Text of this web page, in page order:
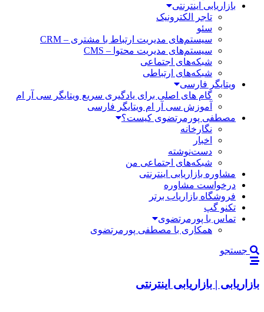
بازاریابی اینترنتی
تاجر الکترونیک
سئو
سیستم‌های مدیریت ارتباط با مشتری – CRM
سیستم‌های مدیریت محتوا – CMS
شبکه‌های اجتماعی
شبکه‌های ارتباطی
ویتایگر فارسی
گام های اصلی برای یادگیری سریع ویتایگر سی آر ام
آموزش سی آر ام ویتایگر فارسی
مصطفی پورمرتضوی کیست؟
نگارخانه
اخبار
دست‌نوشته
شبکه‌های اجتماعی من
مشاوره بازاریابی اینترنتی
درخواست مشاوره
فروشگاه بازاریاب برتر
تکنو گپ
تماس با پورمرتضوی
همکاری با مصطفی پورمرتضوی
جستجو
بازاریابی | بازاریابی اینترنتی